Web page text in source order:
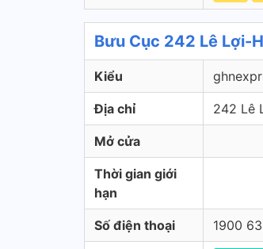
Bưu Cục 242 Lê Lợi-
Kiểu
Địa chỉ 242 Lê
Mở cửa
Thời gian giới
hạn
Số điện thoại 1900